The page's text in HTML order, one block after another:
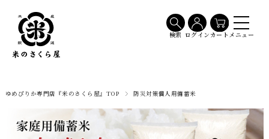
検索 ログイン カート メニュー
ゆめぴりか専門店『米のさくら屋』TOP 防災対策個人用備蓄米